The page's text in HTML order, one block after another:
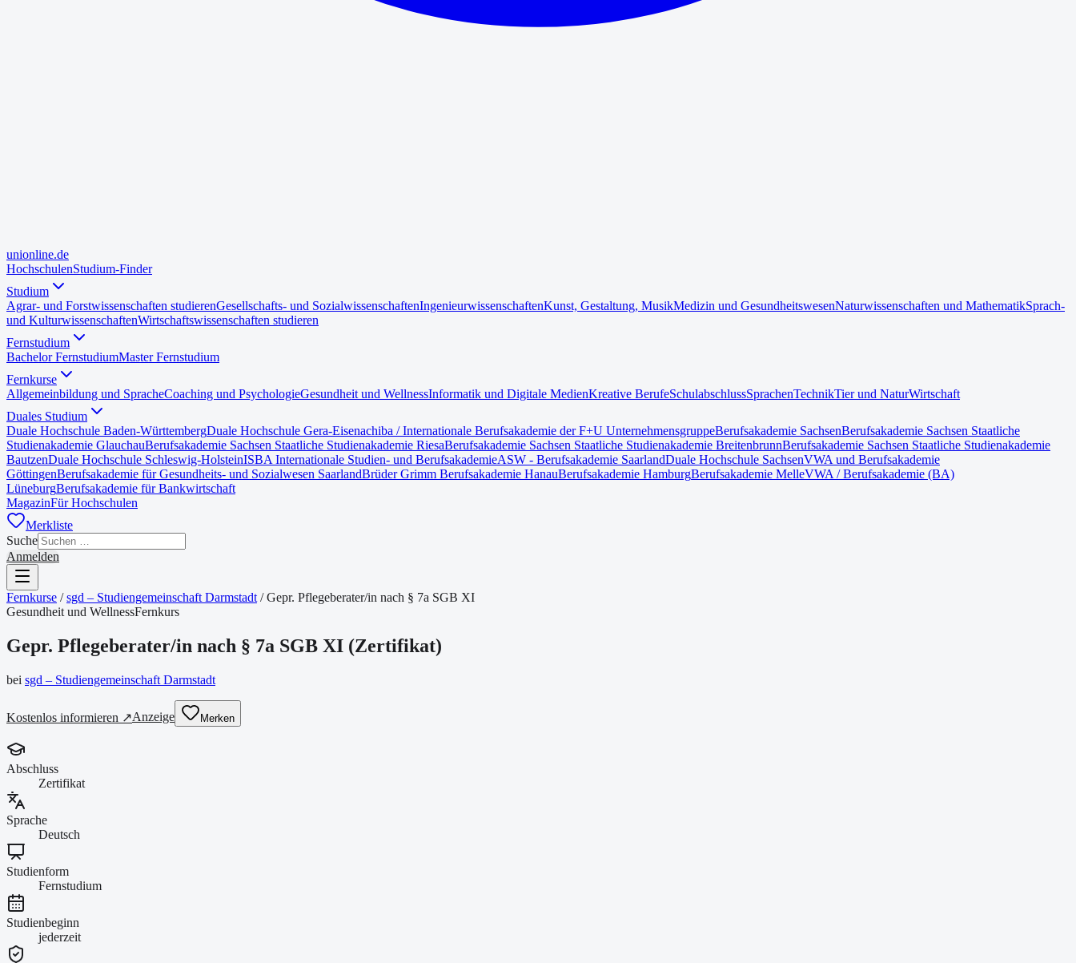
unionline.de
HochschulenStudium-Finder
Studium
Agrar- und Forstwissenschaften studierenGesellschafts- und SozialwissenschaftenIngenieurwissenschaftenKunst, Gestaltung, MusikMedizin und GesundheitswesenNaturwissenschaften und MathematikSprach-
und KulturwissenschaftenWirtschaftswissenschaften studieren
Fernstudium
Bachelor FernstudiumMaster Fernstudium
Fernkurse
Allgemeinbildung und SpracheCoaching und PsychologieGesundheit und WellnessInformatik und Digitale MedienKreative BerufeSchulabschlussSprachenTechnikTier und NaturWirtschaft
Duales Studium
Duale Hochschule Baden-WürttembergDuale Hochschule Gera-Eisenachiba / Internationale Berufsakademie der F+U UnternehmensgruppeBerufsakademie SachsenBerufsakademie Sachsen Staatliche
Studienakademie GlauchauBerufsakademie Sachsen Staatliche Studienakademie RiesaBerufsakademie Sachsen Staatliche Studienakademie BreitenbrunnBerufsakademie Sachsen Staatliche Studienakademie
BautzenDuale Hochschule Schleswig-HolsteinISBA Internationale Studien- und BerufsakademieASW - Berufsakademie SaarlandDuale Hochschule SachsenVWA und Berufsakademie
GöttingenBerufsakademie für Gesundheits- und Sozialwesen SaarlandBrüder Grimm Berufsakademie HanauBerufsakademie HamburgBerufsakademie MelleVWA / Berufsakademie (BA)
LüneburgBerufsakademie für Bankwirtschaft
MagazinFür Hochschulen
Merkliste
Suche
Anmelden
Fernkurse / sgd – Studiengemeinschaft Darmstadt /Gepr. Pflegeberater/in nach § 7a SGB XI
Gesundheit und WellnessFernkurs
Gepr. Pflegeberater/in nach § 7a SGB XI (Zertifikat)
bei sgd – Studiengemeinschaft Darmstadt
Kostenlos informieren ↗Anzeige Merken
Abschluss
Zertifikat
Sprache
Deutsch
Studienform
Fernstudium
Studienbeginn
jederzeit